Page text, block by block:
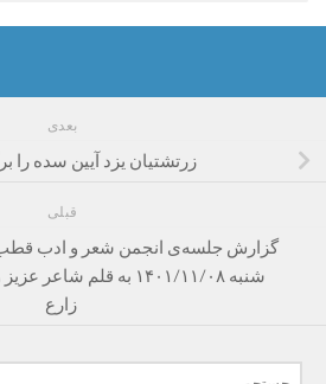
بعدی
زرتشتیان یزد آیین سده را
قبلی
گزارش جلسه‌ی انجمن شعر و ادب قطب
شنبه ۱۴۰۱/۱۱/۰۸ به قلم
زارع